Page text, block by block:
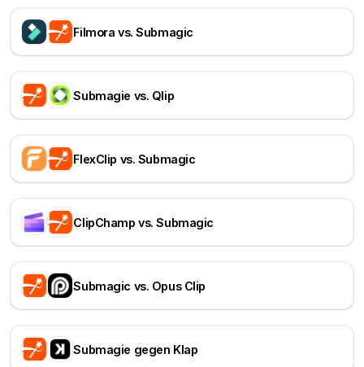
Filmora vs. Submagic
Submagie vs. Qlip
FlexClip vs. Submagic
ClipChamp vs. Submagic
Submagic vs. Opus Clip
Submagie gegen Klap